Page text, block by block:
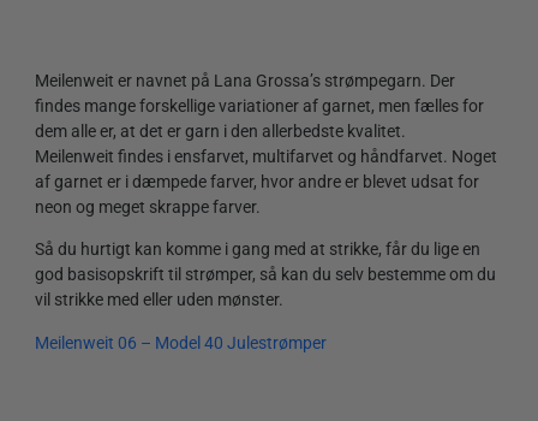
Meilenweit er navnet på Lana Grossa’s strømpegarn. Der
findes mange forskellige variationer af garnet, men fælles for
dem alle er, at det er garn i den allerbedste kvalitet.
Meilenweit findes i ensfarvet, multifarvet og håndfarvet. Noget
af garnet er i dæmpede farver, hvor andre er blevet udsat for
neon og meget skrappe farver.
Så du hurtigt kan komme i gang med at strikke, får du lige en
god basisopskrift til strømper, så kan du selv bestemme om du
vil strikke med eller uden mønster.
Meilenweit 06 – Model 40 Julestrømper